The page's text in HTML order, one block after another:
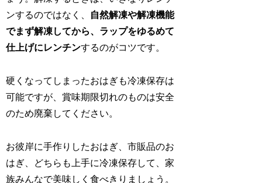
ンするのではなく、
自然解凍や解凍機能
でまず解凍してから、ラップをゆるめて
仕上げにレンチンするのがコツです。
硬くなってしまったおはぎも冷凍保存は
可能ですが、賞味期限切れのものは安全
のため廃棄してください。
お彼岸に手作りしたおはぎ、市販品のお
はぎ、どちらも上手に冷凍保存して、家
族みんなで美味しく食べきりましょう。